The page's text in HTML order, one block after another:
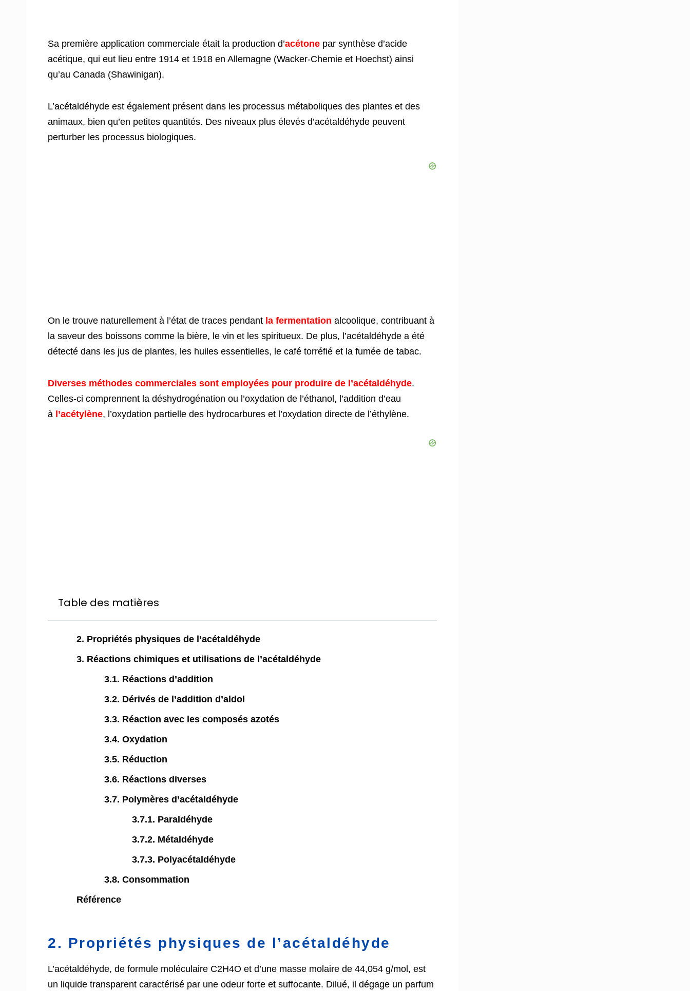
Sa première application commerciale était la production d’acétone par synthèse d’acide
acétique, qui eut lieu entre 1914 et 1918 en Allemagne (Wacker-Chemie et Hoechst) ainsi
qu’au Canada (Shawinigan).
L’acétaldéhyde est également présent dans les processus métaboliques des plantes et des
animaux, bien qu’en petites quantités. Des niveaux plus élevés d’acétaldéhyde peuvent
perturber les processus biologiques.
On le trouve naturellement à l’état de traces pendant la fermentation alcoolique, contribuant à
la saveur des boissons comme la bière, le vin et les spiritueux. De plus, l’acétaldéhyde a été
détecté dans les jus de plantes, les huiles essentielles, le café torréfié et la fumée de tabac.
Diverses méthodes commerciales sont employées pour produire de l’acétaldéhyde.
Celles-ci comprennent la déshydrogénation ou l’oxydation de l’éthanol, l’addition d’eau
à l’acétylène, l’oxydation partielle des hydrocarbures et l’oxydation directe de l’éthylène.
Table des matières
2. Propriétés physiques de l’acétaldéhyde
3. Réactions chimiques et utilisations de l’acétaldéhyde
3.1. Réactions d’addition
3.2. Dérivés de l’addition d’aldol
3.3. Réaction avec les composés azotés
3.4. Oxydation
3.5. Réduction
3.6. Réactions diverses
3.7. Polymères d’acétaldéhyde
3.7.1. Paraldéhyde
3.7.2. Métaldéhyde
3.7.3. Polyacétaldéhyde
3.8. Consommation
Référence
2. Propriétés physiques de l’acétaldéhyde
L’acétaldéhyde, de formule moléculaire C2H4O et d’une masse molaire de 44,054 g/mol, est
un liquide transparent caractérisé par une odeur forte et suffocante. Dilué, il dégage un parfum